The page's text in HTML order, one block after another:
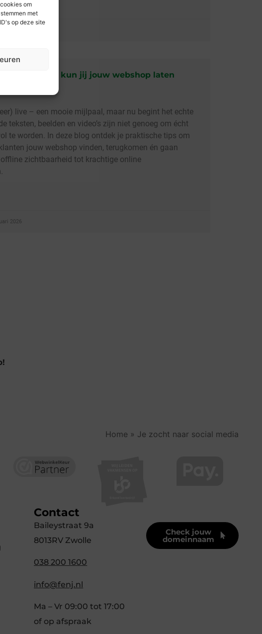
om
met
op deze site
Met deze tips kun jij jouw webshop laten
live – een mooie mijlpaal, maar nu begint het echte
teksten, beelden en video’s zijn niet genoeg om écht
te worden. In deze blog ontdek je praktische tips om
jouw webshop vinden, terugkomen én gaan
zichtbaarheid tot krachtige online
2026
Home » Je zocht naar social media
Contact
Baileystraat 9a
8013RV Zwolle
038 200 1600
info@fenj.nl
Ma – Vr 09:00 tot 17:00
of op afspraak
Check jouw
domeinnaam